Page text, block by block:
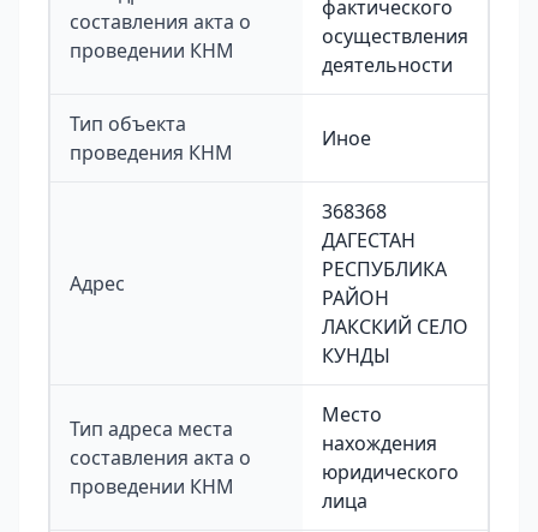
составления акта о
проведении КНМ
фактического
осуществления
деятельности
Тип объекта
проведения КНМ
Иное
Адрес
368368
ДАГЕСТАН
РЕСПУБЛИКА
РАЙОН
ЛАКСКИЙ СЕЛО
КУНДЫ
Тип адреса места
составления акта о
проведении КНМ
Место
нахождения
юридического
лица